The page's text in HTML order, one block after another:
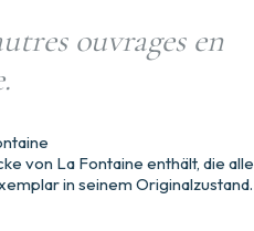
ouvrages en
von La Fontaine enthält, die alle
in seinem Originalzustand.